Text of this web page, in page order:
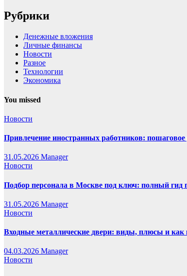
Рубрики
Денежные вложения
Личные финансы
Новости
Разное
Технологии
Экономика
You missed
Новости
Привлечение иностранных работников: пошаговое
31.05.2026 Manager
Новости
Подбор персонала в Москве под ключ: полный гид
31.05.2026 Manager
Новости
Входные металлические двери: виды, плюсы и как
04.03.2026 Manager
Новости